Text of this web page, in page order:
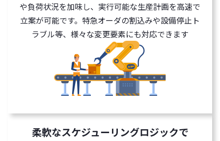
や負荷状況を加味し、実行可能な生産計画を高速で
立案が可能です。特急オーダの割込みや設備停止ト
ラブル等、様々な変更要素にも対応できます
柔軟なスケジューリングロジックで